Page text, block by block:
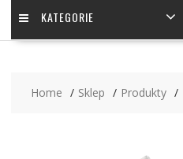
KATEGORIE
Home Sklep Produkty